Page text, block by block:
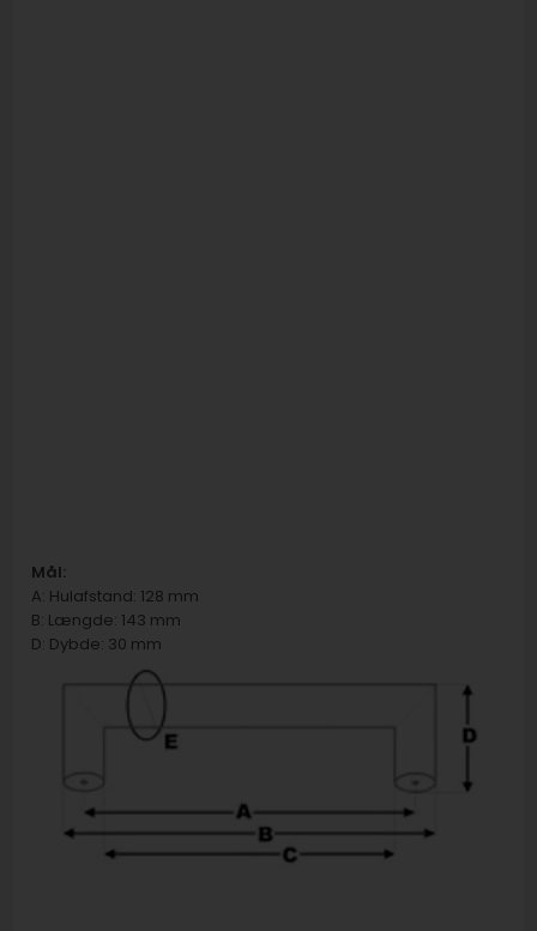
Mål:
A: Hulafstand: 128 mm
B: Længde: 143 mm
D: Dybde: 30 mm